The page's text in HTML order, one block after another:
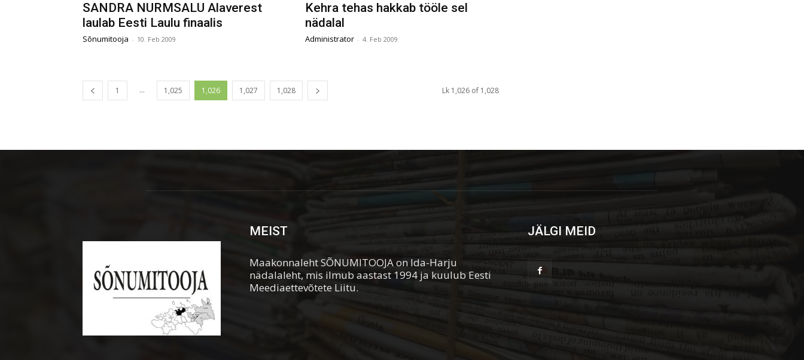
SANDRA NURMSALU Alaverest
laulab Eesti Laulu finaalis
Sõnumitooja - 10. Feb 2009
Kehra tehas hakkab tööle sel
nädalal
Administrator - 4. Feb 2009
1 ... 1,025 1,026 1,027 1,028 Lk 1,026 of 1,028
MEIST
Maakonnaleht SÕNUMITOOJA on Ida-Harju
nädalaleht, mis ilmub aastast 1994 ja kuulub Eesti
Meediaettevõtete Liitu.
JÄLGI MEID